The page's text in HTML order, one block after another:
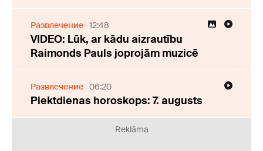
Развлечение 12:48
VIDEO: Lūk, ar kādu aizrautību
Raimonds Pauls joprojām muzicē
Развлечение 06:20
Piektdienas horoskops: 7. augusts
Reklāma